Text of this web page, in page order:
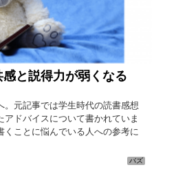
と説得力が弱くなる
。元記事では学生時代の読書感想
ドバイスについて書かれていま
くことに悩んでいる人への参考に
バズ